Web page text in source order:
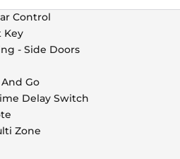
Control
Key
- Side Doors
Go
Delay Switch
Zone